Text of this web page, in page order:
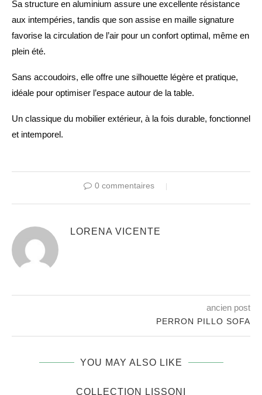
Sa structure en aluminium assure une excellente résistance
aux intempéries, tandis que son assise en maille signature
favorise la circulation de l’air pour un confort optimal, même en
plein été.
Sans accoudoirs, elle offre une silhouette légère et pratique,
idéale pour optimiser l’espace autour de la table.
Un classique du mobilier extérieur, à la fois durable, fonctionnel
et intemporel.
0 commentaires
LORENA VICENTE
ancien post
PERRON PILLO SOFA
YOU MAY ALSO LIKE
COLLECTION LISSONI